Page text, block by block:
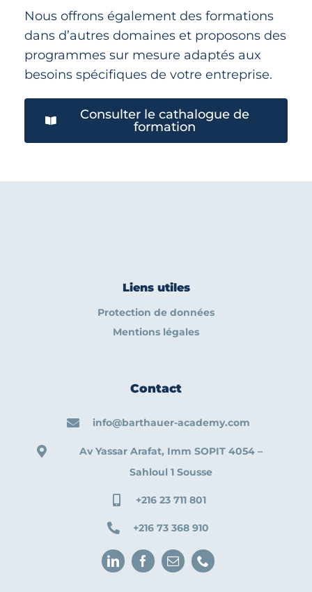
Nous offrons également des formations
dans d’autres domaines et proposons des
programmes sur mesure adaptés aux
besoins spécifiques de votre entreprise.
Consulter le cathalogue de
formation
Liens utiles
Protection de données
Mentions légales
Contact
info@barthauer-academy.com
Av Yassar Arafat, Imm SOPIT 4054 –
Sahloul 1 Sousse
+216 23 711 801
+216 73 368 910